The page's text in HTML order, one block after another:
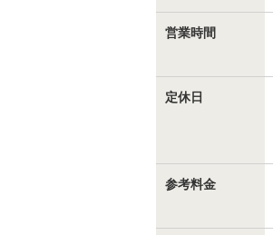
営業時間
定休日
参考料金